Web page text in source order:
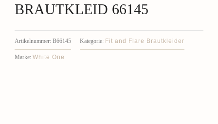
BRAUTKLEID 66145
Artikelnummer: B66145 Kategorie: Fit and Flare Brautkleider
Marke: White One